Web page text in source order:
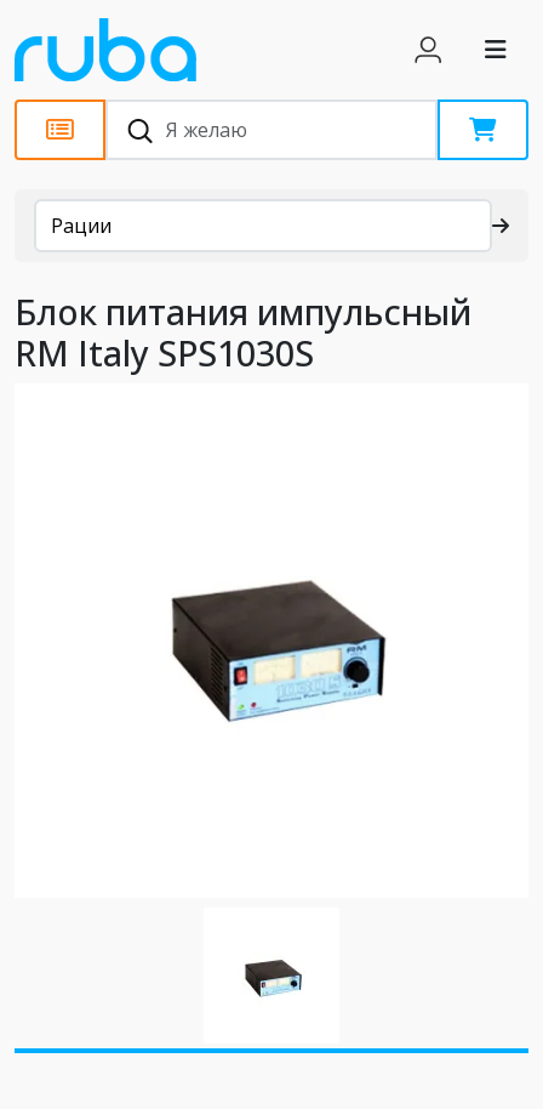
Каталог
Рации
Блок питания импульсный
RM Italy SPS1030S